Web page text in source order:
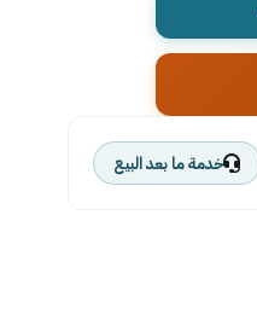
خدمة ما بعد البيع